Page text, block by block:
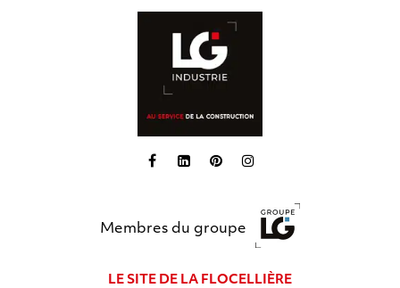
Membres du groupe
LE SITE DE LA FLOCELLIÈRE